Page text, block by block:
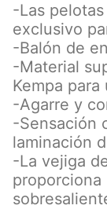
-Las
exclusivo
-Balón de
-Material
Kempa para
-Agarre y
-Sensación
laminación
-La vejiga